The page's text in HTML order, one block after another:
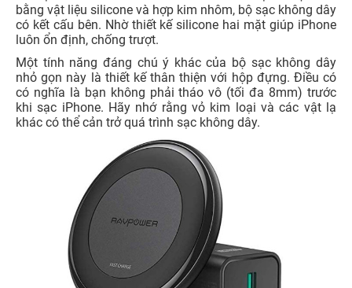
bằng vật liệu silicone và hợp kim nhôm, bộ sạc không dây
có kết cấu bên. Nhờ thiết kế silicone hai mặt giúp iPhone
luôn ổn định, chống trượt.
Một tính năng đáng chú ý khác của bộ sạc không dây
nhỏ gọn này là thiết kế thân thiện với hộp đựng. Điều có
có nghĩa là bạn không phải tháo vô (tối đa 8mm) trước
khi sạc iPhone. Hãy nhớ rằng vỏ kim loại và các vật lạ
khác có thể cản trở quá trình sạc không dây.